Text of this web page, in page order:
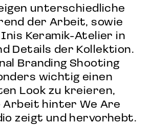
unterschiedliche
der Arbeit, sowie
Keramik-Atelier in
Details der Kollektion.
Branding Shooting
wichtig einen
Look zu kreieren,
Arbeit hinter We Are
zeigt und hervorhebt.